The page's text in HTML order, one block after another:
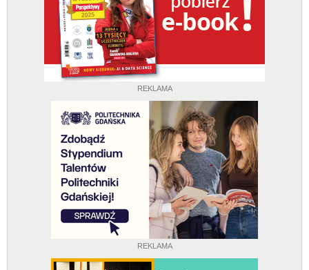
REKLAMA
REKLAMA